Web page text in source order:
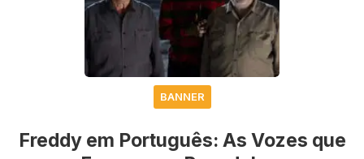
BANNER
Freddy em Português: As Vozes que